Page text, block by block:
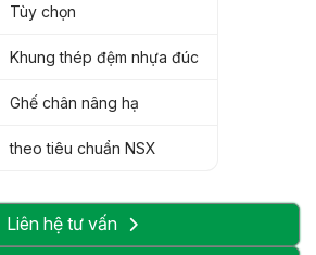
Tùy chọn
Khung thép đệm nhựa đúc
Ghế chân nâng hạ
theo tiêu chuẩn NSX
Liên hệ tư vấn